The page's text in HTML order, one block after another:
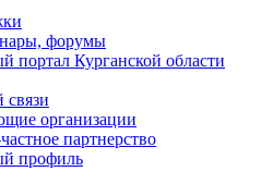
форумы
портал Курганской области
связи
организации
партнерство
профиль